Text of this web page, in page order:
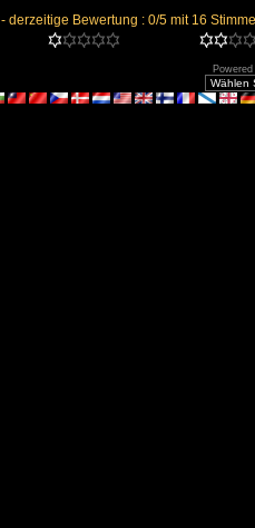
- derzeitige Bewertung : 0/5 mit 16